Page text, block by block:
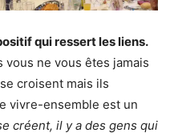
qui ressert les liens.
vous ne vous êtes jamais
croisent mais ils
vivre-ensemble est un
créent, il y a des gens qui